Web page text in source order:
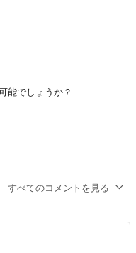
能でしょうか？
すべてのコメントを見る